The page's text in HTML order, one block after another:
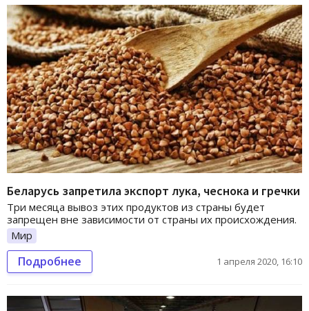
Беларусь запретила экспорт лука, чеснока и гречки
Три месяца вывоз этих продуктов из страны будет
запрещен вне зависимости от страны их происхождения.
Мир
Подробнее 1 апреля 2020, 16:10